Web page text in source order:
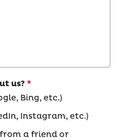
us?
Bing, etc.)
Instagram, etc.)
a friend or